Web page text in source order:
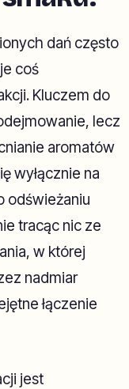
dań często
coś
Kluczem do
lecz
aromatów
wyłącznie na
odświeżaniu
tracąc nic ze
w której
nadmiar
łączenie
jest